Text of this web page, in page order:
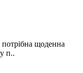
потрібна щоденна
п..